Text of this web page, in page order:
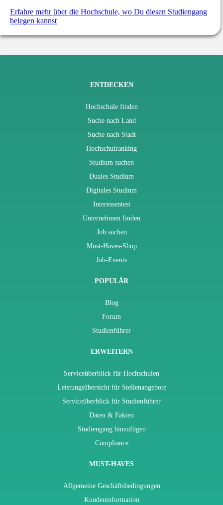
Erfahre mehr über die Hochschule, wo Du diesen Studiengang
belegen kannst
ENTDECKEN
Hochschule finden
Suche nach Land
Suche nach Stadt
Hochschulranking
Studium suchen
Duales Studium
Digitales Studium
Interessentest
Unternehmen finden
Job suchen
Must-Haves-Shop
Job-Events
POPULÄR
Blog
Forum
Studienführer
ERWEITERN
Serviceüberblick für Hochschulen
Leistungsübersicht für Stellenangebote
Serviceüberblick für Studienführer
Daten & Fakten
Studiengang hinzufügen
Compliance
MUST-HAVES
Allgemeine Geschäftsbedingungen
Kundeninformation